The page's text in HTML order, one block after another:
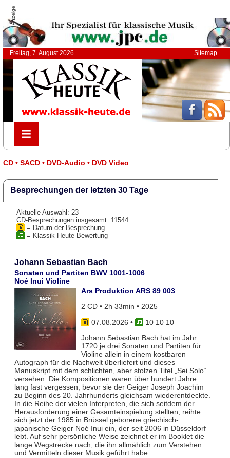
Anzeige
Freitag, 7. August 2026 Sitemap
≡
≡
CD • SACD • DVD-Audio • DVD Video
Besprechungen der letzten 30 Tage
Aktuelle Auswahl: 23
CD-Besprechungen insgesamt: 11544
= Datum der Besprechung
= Klassik Heute Bewertung
Johann Sebastian Bach
Sonaten und Partiten BWV 1001-1006
Noé Inui Violine
Ars Produktion ARS 89 003
2 CD • 2h 33min • 2025
07.08.2026 •
10 10 10
Johann Sebastian Bach hat im Jahr
1720 je drei Sonaten und Partiten für
Violine allein in einem kostbaren
Autograph für die Nachwelt überliefert und dieses
Manuskript mit dem schlichten, aber stolzen Titel „Sei Solo“
versehen. Die Kompositionen waren über hundert Jahre
lang fast vergessen, bevor sie der Geiger Joseph Joachim
zu Beginn des 20. Jahrhunderts gleichsam wiederentdeckte.
In die Reihe der vielen Interpreten, die sich seitdem der
Herausforderung einer Gesamteinspielung stellten, reihte
sich jetzt der 1985 in Brüssel geborene griechisch-
japanische Geiger Noé Inui ein, der seit 2006 in Düsseldorf
lebt. Auf sehr persönliche Weise zeichnet er im Booklet die
lange Wegstrecke nach, die ihn allmählich zum Verstehen
und Vermitteln dieser Musik geführt habe.